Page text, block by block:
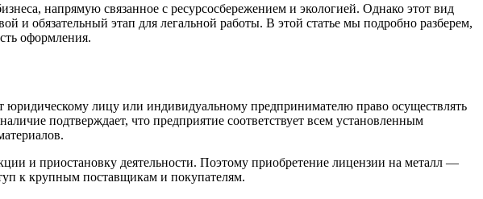
напрямую связанное с ресурсосбережением и экологией. Однако этот вид
и обязательный этап для легальной работы. В этой статье мы подробно разберем,
оформления.
лицу или индивидуальному предпринимателю право осуществлять
подтверждает, что предприятие соответствует всем установленным
и приостановку деятельности. Поэтому приобретение лицензии на металл —
к крупным поставщикам и покупателям.